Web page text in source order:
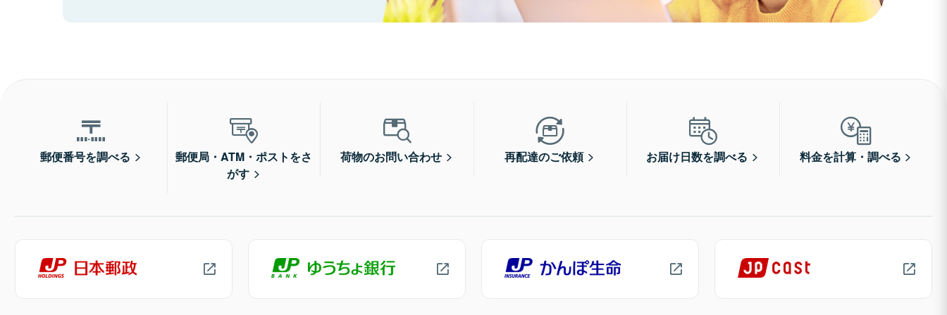
郵便番号を調べる
郵便局・ATM・ポストをさ
がす
荷物のお問い合わせ 再配達のご依頼 お届け日数を調べる 料金を計算・調べる